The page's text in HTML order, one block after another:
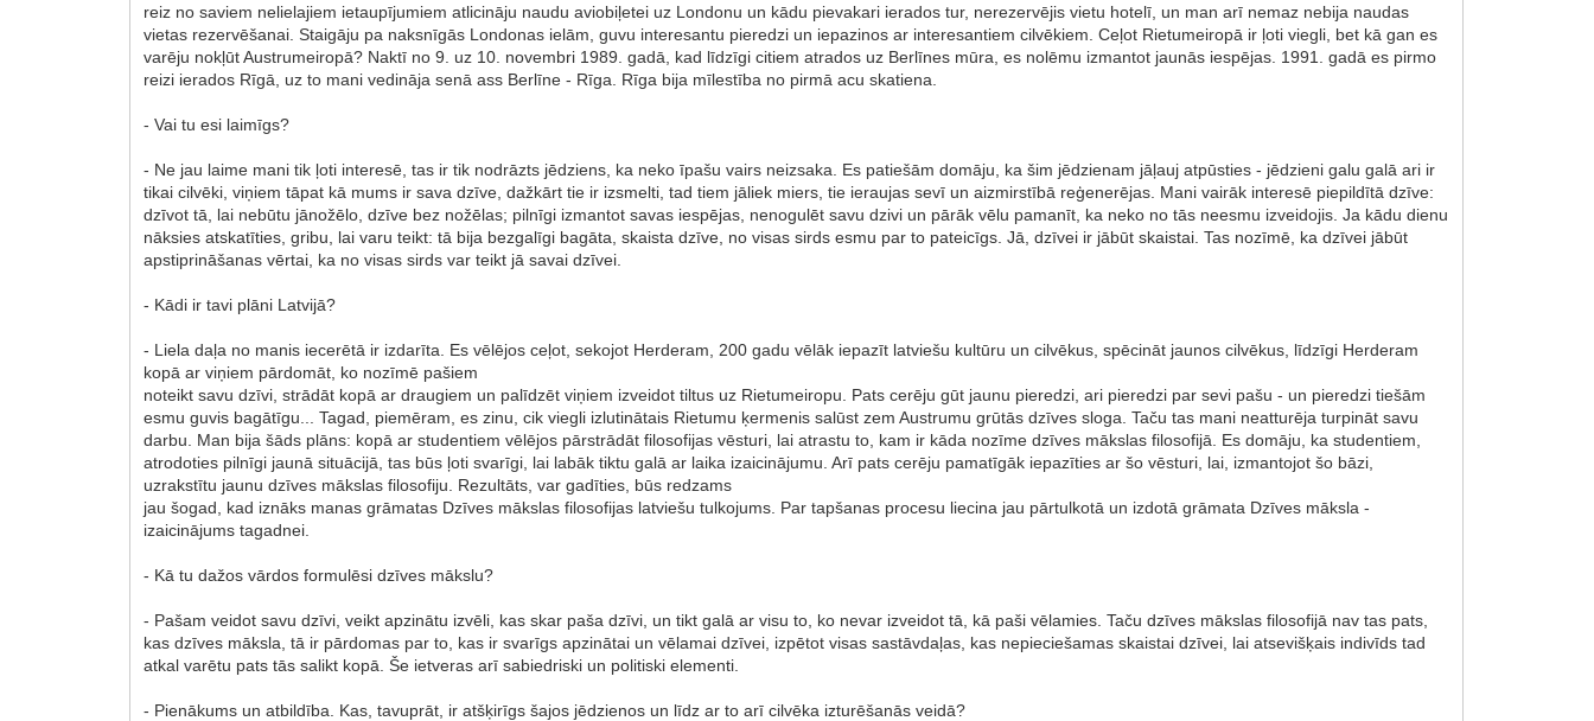
reiz no saviem nelielajiem ietaupījumiem atlicināju naudu aviobiļetei uz Londonu un kādu pievakari ierados tur, nerezervējis vietu hotelī, un man arī nemaz nebija naudas
vietas rezervēšanai. Staigāju pa naksnīgās Londonas ielām, guvu interesantu pieredzi un iepazinos ar interesantiem cilvēkiem. Ceļot Rietumeiropā ir ļoti viegli, bet kā gan es
varēju nokļūt Austrumeiropā? Naktī no 9. uz 10. novembri 1989. gadā, kad līdzīgi citiem atrados uz Berlīnes mūra, es nolēmu izmantot jaunās iespējas. 1991. gadā es pirmo
reizi ierados Rīgā, uz to mani vedināja senā ass Berlīne - Rīga. Rīga bija mīlestība no pirmā acu skatiena.
- Vai tu esi laimīgs?
- Ne jau laime mani tik ļoti interesē, tas ir tik nodrāzts jēdziens, ka neko īpašu vairs neizsaka. Es patiešām domāju, ka šim jēdzienam jāļauj atpūsties - jēdzieni galu galā ari ir
tikai cilvēki, viņiem tāpat kā mums ir sava dzīve, dažkārt tie ir izsmelti, tad tiem jāliek miers, tie ieraujas sevī un aizmirstībā reģenerējas. Mani vairāk interesē piepildītā dzīve:
dzīvot tā, lai nebūtu jānožēlo, dzīve bez nožēlas; pilnīgi izmantot savas iespējas, nenogulēt savu dzivi un pārāk vēlu pamanīt, ka neko no tās neesmu izveidojis. Ja kādu dienu
nāksies atskatīties, gribu, lai varu teikt: tā bija bezgalīgi bagāta, skaista dzīve, no visas sirds esmu par to pateicīgs. Jā, dzīvei ir jābūt skaistai. Tas nozīmē, ka dzīvei jābūt
apstiprināšanas vērtai, ka no visas sirds var teikt jā savai dzīvei.
- Kādi ir tavi plāni Latvijā?
- Liela daļa no manis iecerētā ir izdarīta. Es vēlējos ceļot, sekojot Herderam, 200 gadu vēlāk iepazīt latviešu kultūru un cilvēkus, spēcināt jaunos cilvēkus, līdzīgi Herderam
kopā ar viņiem pārdomāt, ko nozīmē pašiem
noteikt savu dzīvi, strādāt kopā ar draugiem un palīdzēt viņiem izveidot tiltus uz Rietumeiropu. Pats cerēju gūt jaunu pieredzi, ari pieredzi par sevi pašu - un pieredzi tiešām
esmu guvis bagātīgu... Tagad, piemēram, es zinu, cik viegli izlutinātais Rietumu ķermenis salūst zem Austrumu grūtās dzīves sloga. Taču tas mani neatturēja turpināt savu
darbu. Man bija šāds plāns: kopā ar studentiem vēlējos pārstrādāt filosofijas vēsturi, lai atrastu to, kam ir kāda nozīme dzīves mākslas filosofijā. Es domāju, ka studentiem,
atrodoties pilnīgi jaunā situācijā, tas būs ļoti svarīgi, lai labāk tiktu galā ar laika izaicinājumu. Arī pats cerēju pamatīgāk iepazīties ar šo vēsturi, lai, izmantojot šo bāzi,
uzrakstītu jaunu dzīves mākslas filosofiju. Rezultāts, var gadīties, būs redzams
jau šogad, kad iznāks manas grāmatas Dzīves mākslas filosofijas latviešu tulkojums. Par tapšanas procesu liecina jau pārtulkotā un izdotā grāmata Dzīves māksla -
izaicinājums tagadnei.
- Kā tu dažos vārdos formulēsi dzīves mākslu?
- Pašam veidot savu dzīvi, veikt apzinātu izvēli, kas skar paša dzīvi, un tikt galā ar visu to, ko nevar izveidot tā, kā paši vēlamies. Taču dzīves mākslas filosofijā nav tas pats,
kas dzīves māksla, tā ir pārdomas par to, kas ir svarīgs apzinātai un vēlamai dzīvei, izpētot visas sastāvdaļas, kas nepieciešamas skaistai dzīvei, lai atsevišķais indivīds tad
atkal varētu pats tās salikt kopā. Še ietveras arī sabiedriski un politiski elementi.
- Pienākums un atbildība. Kas, tavuprāt, ir atšķirīgs šajos jēdzienos un līdz ar to arī cilvēka izturēšanās veidā?